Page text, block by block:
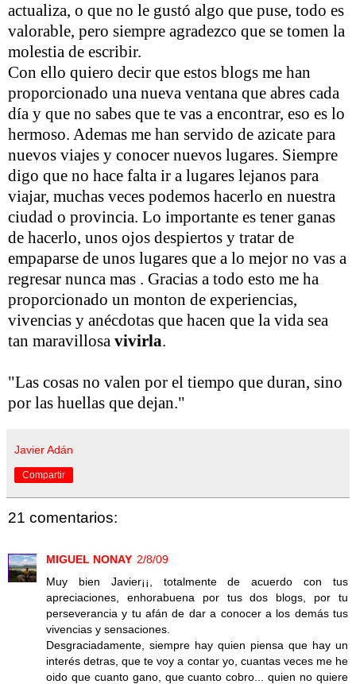
actualiza, o que no le gustó algo que puse, todo es
valorable, pero siempre agradezco que se tomen la
molestia de escribir.
Con ello quiero decir que estos blogs me han
proporcionado una nueva ventana que abres cada
día y que no sabes que te vas a encontrar, eso es lo
hermoso. Ademas me han servido de azicate para
nuevos viajes y conocer nuevos lugares. Siempre
digo que no hace falta ir a lugares lejanos para
viajar, muchas veces podemos hacerlo en nuestra
ciudad o provincia. Lo importante es tener ganas
de hacerlo, unos ojos despiertos y tratar de
empaparse de unos lugares que a lo mejor no vas a
regresar nunca mas . Gracias a todo esto me ha
proporcionado un monton de experiencias,
vivencias y anécdotas que hacen que la vida sea
tan maravillosa vivirla.
"Las cosas no valen por el tiempo que duran, sino
por las huellas que dejan."
Javier Adán
Compartir
21 comentarios:
MIGUEL NONAY 2/8/09
Muy bien Javier¡¡, totalmente de acuerdo con tus
apreciaciones, enhorabuena por tus dos blogs, por tu
perseverancia y tu afán de dar a conocer a los demás tus
vivencias y sensaciones.
Desgraciadamente, siempre hay quien piensa que hay un
interés detras, que te voy a contar yo, cuantas veces me he
oido que cuanto gano, que cuanto cobro... quien no quiere